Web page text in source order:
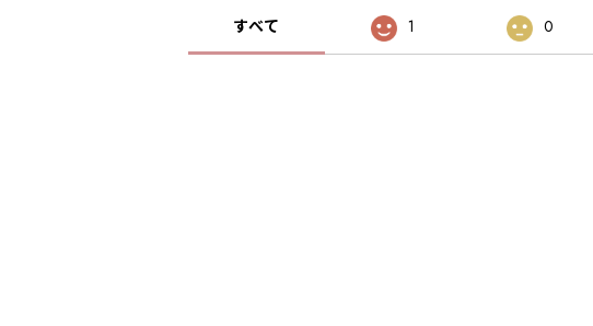
すべて 1 0